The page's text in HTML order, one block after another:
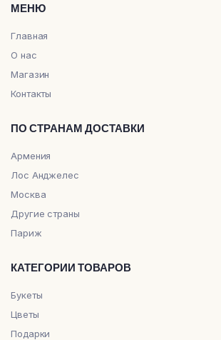
МЕНЮ
Главная
О нас
Магазин
Контакты
ПО СТРАНАМ ДОСТАВКИ
Армения
Лос Анджелес
Москва
Другие страны
Париж
КАТЕГОРИИ ТОВАРОВ
Букеты
Цветы
Подарки